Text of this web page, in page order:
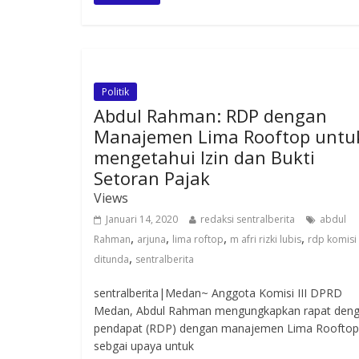
Politik
Abdul Rahman: RDP dengan
Manajemen Lima Rooftop
mengetahui Izin dan Bukti
Setoran Pajak
Views
Januari 14, 2020 redaksi sentralberita
abdul
Rahman, arjuna, lima roftop, m afri rizki lubis, rdp komisi
ditunda, sentralberita
sentralberita|Medan~ Anggota Komisi III DPRD
Medan, Abdul Rahman mengungkapkan rapat
pendapat (RDP) dengan manajemen Lima Rooftop
sebgai upaya untuk